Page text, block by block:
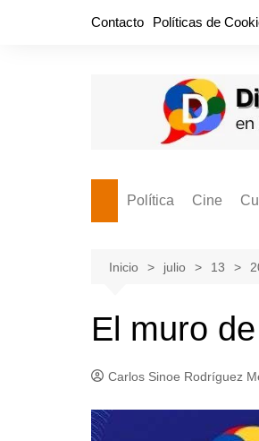
Contacto Políticas de
Política
Cabos Sueltos
Disruptor
El Cardenche
Guerra de Encuestas
Cine
Inicio julio 13
El muro
Carlos Sinoe Rodríguez